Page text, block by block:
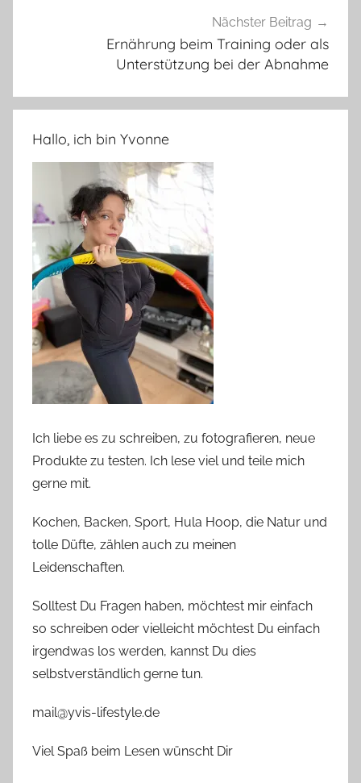
Nächster Beitrag
Ernährung beim Training oder als
Unterstützung bei der Abnahme
Hallo, ich bin Yvonne
Ich liebe es zu schreiben, zu fotografieren, neue
Produkte zu testen. Ich lese viel und teile mich
gerne mit.
Kochen, Backen, Sport, Hula Hoop, die Natur und
tolle Düfte, zählen auch zu meinen
Leidenschaften.
Solltest Du Fragen haben, möchtest mir einfach
so schreiben oder vielleicht möchtest Du einfach
irgendwas los werden, kannst Du dies
selbstverständlich gerne tun.
mail@yvis-lifestyle.de
Viel Spaß beim Lesen wünscht Dir